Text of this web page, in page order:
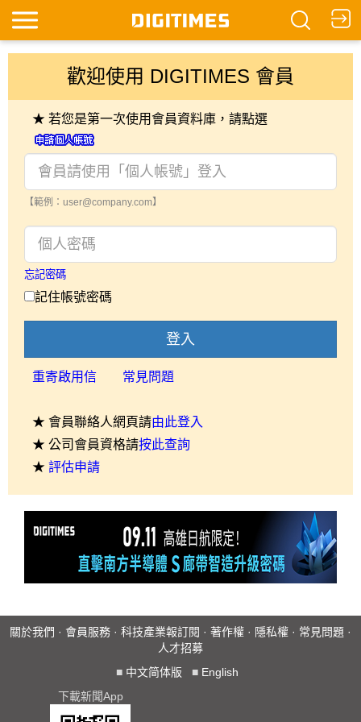
歡迎使用 DIGITIMES 會員
★ 若您是第一次使用會員資料庫，請點選
【範例：user@company.com】
忘記密碼
記住帳號密碼
登入
重寄啟用信 常見問題
★ 會員聯絡人網頁請由此登入
★ 公司會員資格請按此查詢
★ 評估申請
關於我們 · 會員服務 · 科技產業報訂閱 · 著作權 · 隱私權 · 常見問題 ·
人才招募
■ 中文简体版 ■ English
下載新聞App